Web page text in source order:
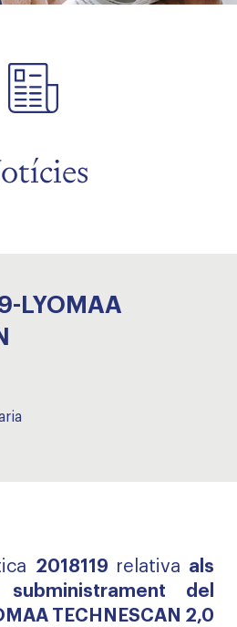
LYOMAA
2018119 relativa als
del
TECHNESCAN 2,0